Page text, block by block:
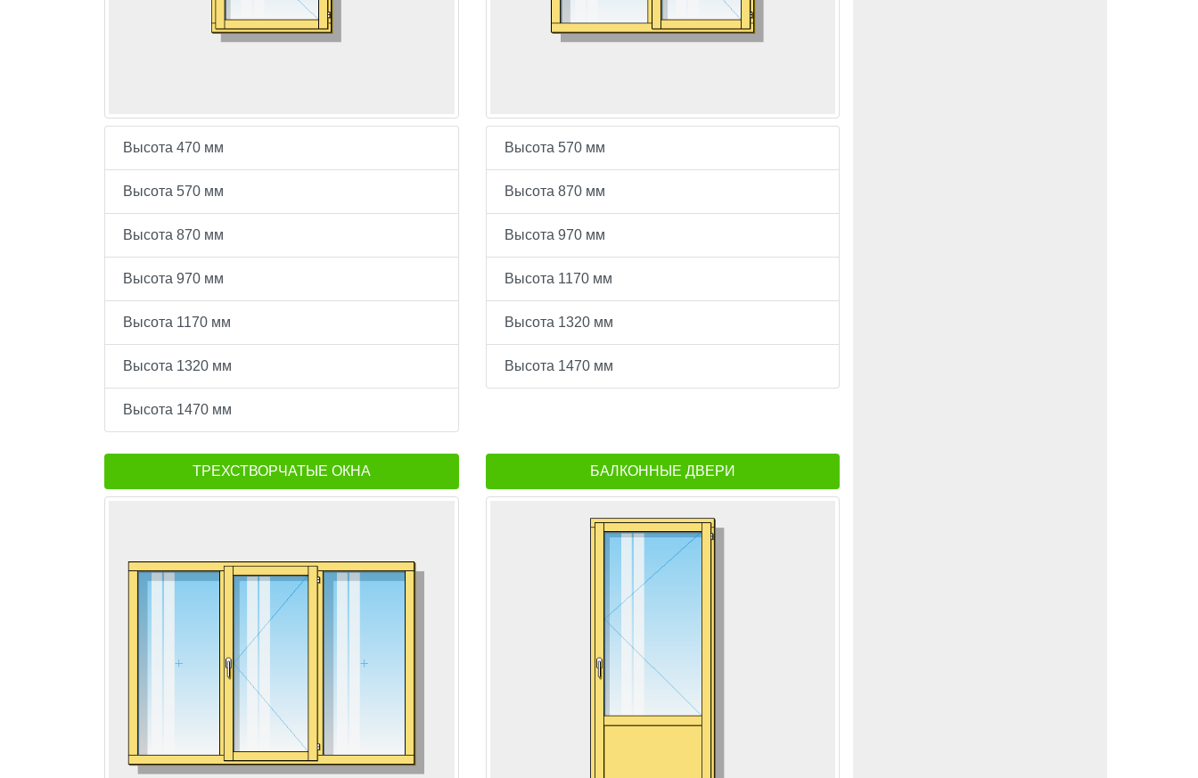
Высота 470 мм
Высота 570 мм
Высота 870 мм
Высота 970 мм
Высота 1170 мм
Высота 1320 мм
Высота 1470 мм
Высота 570 мм
Высота 870 мм
Высота 970 мм
Высота 1170 мм
Высота 1320 мм
Высота 1470 мм
ТРЕХСТВОРЧАТЫЕ ОКНА БАЛКОННЫЕ ДВЕРИ